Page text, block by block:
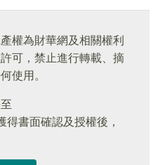
權為財華網及相關權利
可，禁止進行轉載、摘
使用。
得書面確認及授權後，